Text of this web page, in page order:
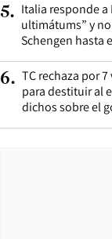
5. Italia responde a
ultimátums” y
Schengen hasta
6. TC rechaza por
para destituir al
dichos sobre el